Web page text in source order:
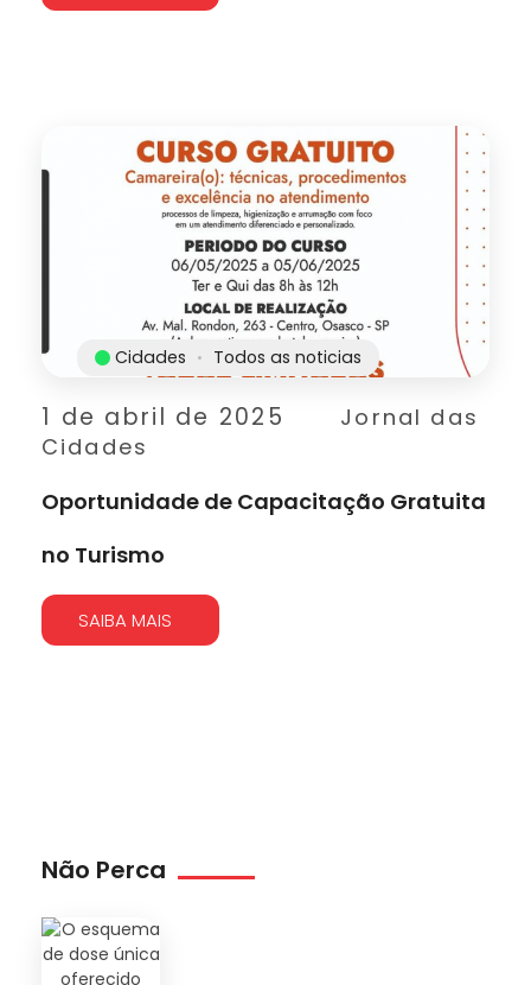
1 de abril de 2025
Jornal das
Cidades
Cidades Todos as noticias
Oportunidade de Capacitação Gratuita
no Turismo
SAIBA MAIS
Não Perca